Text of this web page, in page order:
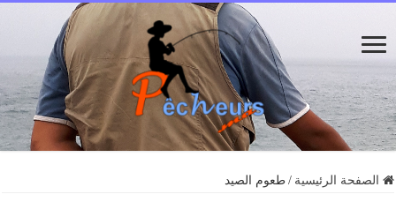
الصفحة الرئيسية / طعوم الصيد